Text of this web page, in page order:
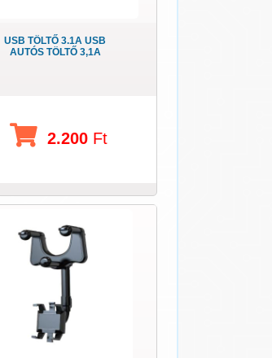
USB TÖLTŐ 3.1A USB
AUTÓS TÖLTŐ 3,1A
2.200 Ft